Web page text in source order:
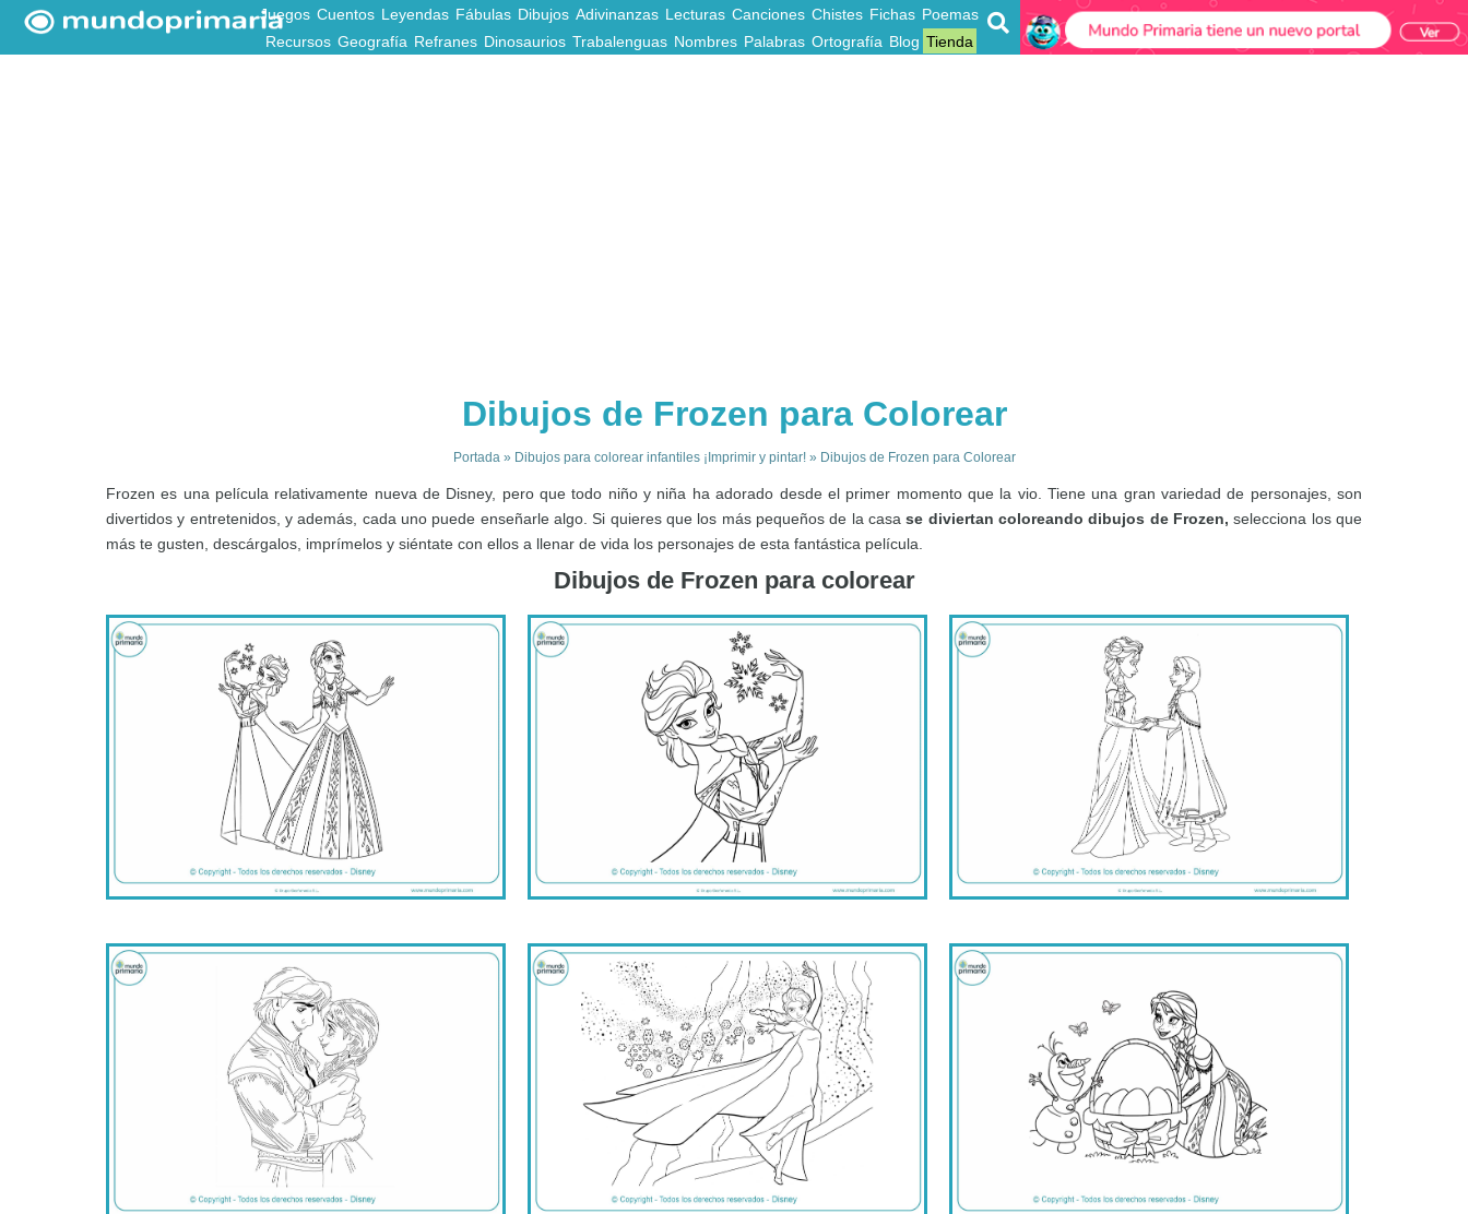
Juegos Cuentos Leyendas Fábulas Dibujos Adivinanzas Lecturas Canciones Chistes Fichas Poemas
Recursos Geografía Refranes Dinosaurios Trabalenguas Nombres Palabras Ortografía Blog Tienda
Dibujos de Frozen para Colorear
Portada» Dibujos para colorear infantiles ¡Imprimir y pintar!» Dibujos de Frozen para Colorear
Frozen es una película relativamente nueva de Disney, pero que todo niño y niña ha adorado desde el primer momento que la vio. Tiene una gran variedad de personajes, son
divertidos y entretenidos, y además, cada uno puede enseñarle algo. Si quieres que los más pequeños de la casase diviertan coloreando dibujos de Frozen, selecciona los que
más te gusten, descárgalos, imprímelos y siéntate con ellos a llenar de vida los personajes de esta fantástica película.
Dibujos de Frozen para colorear